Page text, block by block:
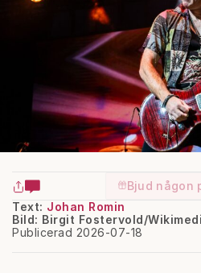
Bjud någon
Text: Johan Romin
Publicerad 2026-07-18
Bild: Birgit Fostervold/